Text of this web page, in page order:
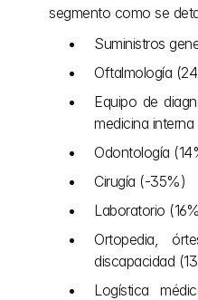
segmento como se
Suministros
Oftalmología
Equipo de
medicina interna
Odontología
Cirugía (-35%)
Laboratorio
Ortopedia,
discapacidad
Logística